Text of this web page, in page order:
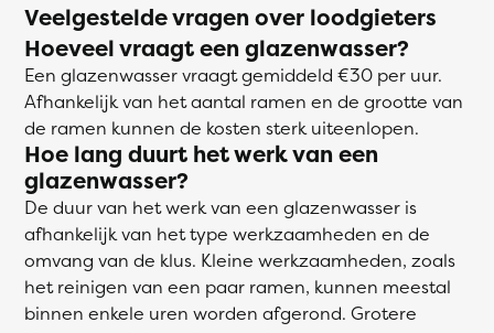
Veelgestelde vragen over loodgieters
Hoeveel vraagt een glazenwasser?
Een glazenwasser vraagt gemiddeld €30 per uur.
Afhankelijk van het aantal ramen en de grootte van
de ramen kunnen de kosten sterk uiteenlopen.
Hoe lang duurt het werk van een
glazenwasser?
De duur van het werk van een glazenwasser is
afhankelijk van het type werkzaamheden en de
omvang van de klus. Kleine werkzaamheden, zoals
het reinigen van een paar ramen, kunnen meestal
binnen enkele uren worden afgerond. Grotere